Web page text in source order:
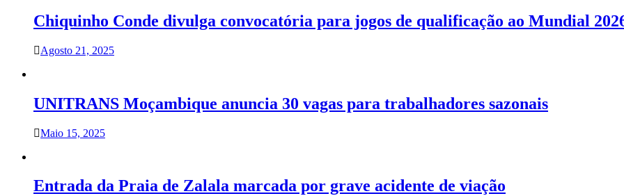
Chiquinho Conde divulga convocatória para jogos de qualificação ao Mundial
Agosto 21, 2025
UNITRANS Moçambique anuncia 30 vagas para trabalhadores sazonais
Maio 15, 2025
Entrada da Praia de Zalala marcada por grave acidente de viação